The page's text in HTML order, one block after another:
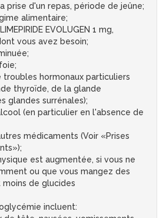
prise d'un repas, période de jeûne;
alimentaire;
EVOLUGEN 1 mg,
vous avez besoin;
troubles hormonaux particuliers
thyroïde, de la glande
glandes surrénales);
(en particulier en l'absence de
médicaments (Voir «Prises
est augmentée, si vous ne
ou que vous mangez des
de glucides
incluent: